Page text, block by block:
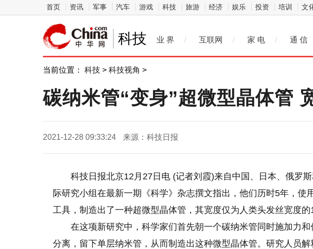
首页 资讯 军事 汽车 游戏 科技 旅游 经济 娱乐 投资 培训 文
科技 业 界 / 互联网 / 家 电 / 通 信
当前位置： 科技 > 科技视角 >
碳纳米管“变身”超微型晶体管
2021-12-28 09:33:24 来源：科技日报
科技日报北京12月27日电 (记者刘霞)来自中国、日本、俄罗
际研究小组在最新一期《科学》杂志撰文指出，他们历时5年，使
工具，制造出了一种超微型晶体管，其宽度仅为人类头发丝宽度的
在这项新研究中，科学家们首先朝一个碳纳米管同时施加力
分离，留下单层纳米管，从而制造出这种微型晶体管。研究人员